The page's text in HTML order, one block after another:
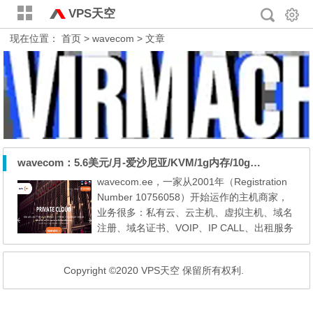
VPS天空
现在位置：首页 > wavecom > 文章
wavecom：5.6美元/月-爱沙尼亚/KVM/1g内存/10g硬盘/1T流量
wavecom.ee，一家从2001年（Registration
Number 10756058）开始运作的主机商家，
业务很多：私有云、云主机、虚拟主机、域名
注册、域名证书、VOIP、IP CALL、出租服务
器。来说说他们家的基于KVM虚拟的VPS，V
Xeon E5-2620v2 CPU，128GB RAM，8x 60
0GB SAS HDDs in RAID10，10Gbps uplin
Copyright ©2020 VPS天空 保留所有权利.